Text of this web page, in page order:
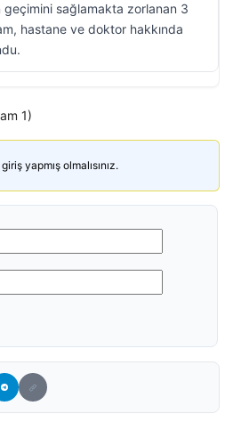
sağlamakta zorlanan 3
hastane ve doktor hakkında
1)
yapmış olmalısınız.